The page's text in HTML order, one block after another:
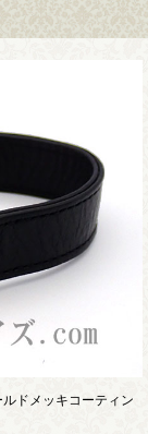
ドメッキコーティン